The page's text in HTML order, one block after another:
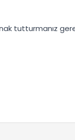
tutturmanız